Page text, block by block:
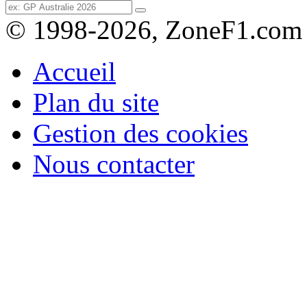
© 1998-2026, ZoneF1.com
Accueil
Plan du site
Gestion des cookies
Nous contacter